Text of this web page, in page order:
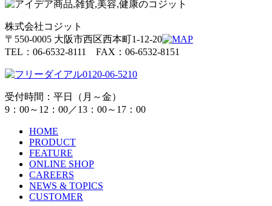
株式会社コジット
〒550-0005 大阪市西区西本町1-12-20
TEL：06-6532-8111 FAX：06-6532-8151
0120-06-5210
受付時間：平日（月～金）
9：00～12：00／13：00～17：00
HOME
PRODUCT
FEATURE
ONLINE SHOP
CAREERS
NEWS & TOPICS
CUSTOMER